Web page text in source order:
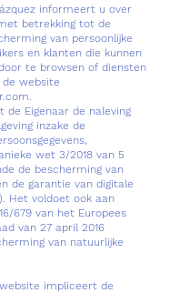
informeert u over
betrekking tot de
van persoonlijke
en klanten die kunnen
te browsen of diensten
website
.
de Eigenaar de naleving
inzake de
wet 3/2018 van 5
de bescherming van
de garantie van digitale
Het voldoet ook aan
679 van het Europees
van 27 april 2016
van natuurlijke
impliceert de